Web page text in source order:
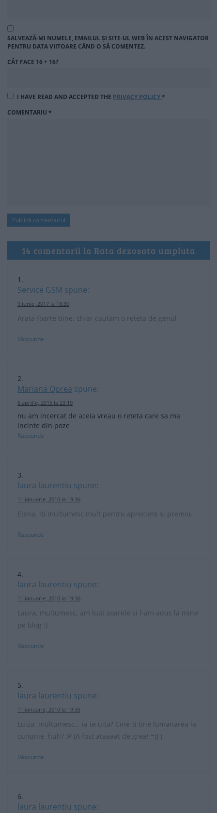
SALVEAZĂ-MI NUMELE, EMAILUL ȘI SITE-UL WEB ÎN ACEST NAVIGATOR
PENTRU DATA VIITOARE CÂND O SĂ COMENTEZ.
CÂT FACE 16 + 16?
I HAVE READ AND ACCEPTED THE PRIVACY POLICY*
COMENTARIU *
14 comentarii la Rata dezosata umpluta
Service GSM spune:
9 iunie, 2017 la 18:30
Arata foarte bine, chiar cautam o reteta de genul
Răspunde
Mariana Oprea spune:
6 aprilie, 2015 la 23:19
nu am incercat de aceia vreau o reteta care sa ma
incinte din poze
Răspunde
laura laurentiu spune:
11 ianuarie, 2010 la 19:36
Elena, iti multumesc mult pentru apreciere si premiu.
Răspunde
laura laurentiu spune:
11 ianuarie, 2010 la 19:36
Laura, multumesc, am luat soarele si l-am adus la mine
pe blog :) .
Răspunde
laura laurentiu spune:
11 ianuarie, 2010 la 19:35
Luiza, multumesc… ia te uita? Cine-ti tine lumanarea la
cununie, huh? :P (A fost ataaaat de grea! =)) )
Răspunde
laura laurentiu spune: